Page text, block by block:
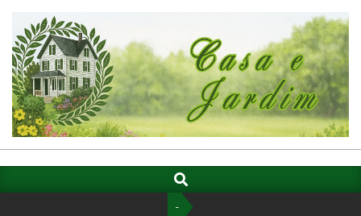
content
CASA
E
Navigation
Search
-